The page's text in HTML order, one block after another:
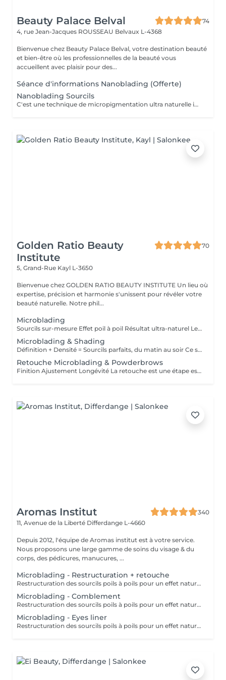
Beauty Palace Belval
74
4, rue Jean-Jacques ROUSSEAU Belvaux L-4368
Bienvenue chez Beauty Palace Belval, votre destination beauté
et bien-être où les professionnelles de la beauté vous
accueillent avec plaisir pour des...
Séance d'informations Nanoblading (Offerte)
Nanoblading Sourcils
C'est une technique de micropigmentation ultra naturelle innovante qui redessine les sourcils avec des traits hiper fins comme les poils, pour un résultat des sourcils plus élégants, harmonieux et parfaitement structurés.
Golden Ratio Beauty
Institute
70
5, Grand-Rue Kayl L-3650
Bienvenue chez GOLDEN RATIO BEAUTY INSTITUTE Un lieu où
expertise, précision et harmonie s'unissent pour révéler votre
beauté naturelle. Notre phil...
Microblading
Sourcils sur-mesure Effet poil à poil Résultat ultra-naturel Le microblading est une technique de maquillage semi-permanent qui permet de redessiner les sourcils de façon précise et naturelle, en imitant parfaitement l'aspect du poil. À l'aide d'une fine lame composée de micro-aiguilles, des pigments sont implantés manuellement dans la couche superficielle de la peau. Ce soin est idéal pour : restructurer une ligne clairsemée, corriger une asymétrie, gagner du temps au quotidien, sublimer le regard sans maquillage. Résultat : des sourcils harmonieux, élégants et adaptés à la morphologie de votre visage invisiblement travaillés, visiblement magnifiques. La tenue varie de 9 à 18 mois selon le type de peau, le mode de vie et l'entretien.
Microblading & Shading
Définition + Densité = Sourcils parfaits, du matin au soir Ce soin combine deux techniques complémentaires pour un résultat à la fois structuré, doux et sophistiqué : Le microblading (effet poil à poil) recrée chaque poil avec une extrême précision pour redessiner et restructurer la ligne naturelle du sourcil. Le shading (ombrage en dégradé) ajoute de la densité et un effet maquillé très subtil, comme un léger poudré. Cette combinaison est idéale pour les sourcils clairsemés, asymétriques ou manquant de définition, et convient à tous les types de peau, y compris les peaux grasses. Résultat : des sourcils naturels à la base, plus intenses vers la queue, avec un effet make-up no make-up longue durée. Tenue : 12 à 24 mois selon le type de peau et l'entretien.
Retouche Microblading & Powderbrows
Finition Ajustement Longévité La retouche est une étape essentielle pour parfaire le résultat initial du microblading ou des powder brows. Elle permet de : ajuster la forme ou l'intensité, renforcer la couleur, corriger les éventuelles irrégularités liées à la cicatrisation, prolonger la tenue du maquillage semi-permanent. Première retouche recommandée 4 à 8 semaines après la première séance. Ensuite, des retouches annuelles sont conseillées pour entretenir la couleur et la netteté du tracé. Résultat : des sourcils toujours frais, nets et parfaitement définis, sur le long terme. Ce tarif s'applique uniquement aux microbladings & Powderbrows réalisés par notre artiste.
Aromas Institut
340
11, Avenue de la Liberté Differdange L-4660
Depuis 2012, l'équipe de Aromas institut est à votre service.
Nous proposons une large gamme de soins du visage & du
corps, des pédicures, manucures, ...
Microblading - Restructuration + retouche
Restructuration des sourcils poils à poils pour un effet naturel. Utilisation de pigment d'origine naturel & Bio. Nous vous prions de bien vouloir respecter votre rendez-vous. En prenant rendez-vous, vous occupez une place, dont une autre personne aurait éventuellement besoin. Tout rendez-vous non annulé 24h en avance, est susceptible d'être facturé. (Si vous ne pouvez pas vous présenter à votre RDV, proposez-le éventuellement à un proche ou à un ami) Toute l'équipe de Aromas Institut vous remercie pour votre respect et votre compréhension.
Microblading - Comblement
Restructuration des sourcils poils à poils pour un effet naturel. Utilisation de pigment d'origine naturel & Bio. Nous vous prions de bien vouloir respecter votre rendez-vous. En prenant rendez-vous, vous occupez une place, dont une autre personne aurait éventuellement besoin. Tout rendez-vous non annulé 24h en avance, est susceptible d'être facturé. (Si vous ne pouvez pas vous présenter à votre RDV, proposez-le éventuellement à un proche ou à un ami) Toute l'équipe de Aromas Institut vous remercie pour votre respect et votre compréhension.
Microblading - Eyes liner
Restructuration des sourcils poils à poils pour un effet naturel. Utilisation de pigment d'origine naturel & Bio. Nous vous prions de bien vouloir respecter votre rendez-vous. En prenant rendez-vous, vous occupez une place, dont une autre personne aurait éventuellement besoin. Tout rendez-vous non annulé 24h en avance, est susceptible d'être facturé. (Si vous ne pouvez pas vous présenter à votre RDV, proposez-le éventuellement à un proche ou à un ami) Toute l'équipe de Aromas Institut vous remercie pour votre respect et votre compréhension.